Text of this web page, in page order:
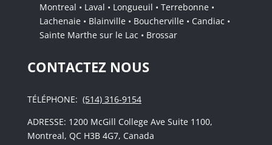
Montreal • Laval • Longueuil • Terrebonne •
Lachenaie • Blainville • Boucherville • Candiac •
Sainte Marthe sur le Lac • Brossar
CONTACTEZ NOUS
TÉLÉPHONE: (514) 316-9154
ADRESSE: 1200 McGill College Ave Suite 1100,
Montreal, QC H3B 4G7, Canada